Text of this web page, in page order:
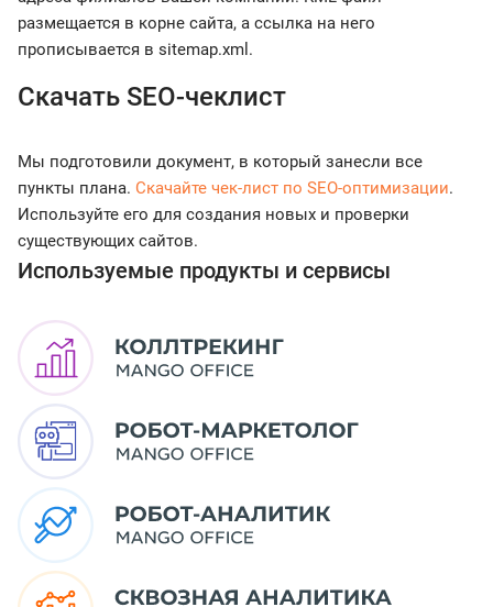
размещается в корне сайта, а ссылка на него
прописывается в sitemap.xml.
Скачать SEO-чеклист
Мы подготовили документ, в который занесли все
пункты плана. Скачайте чек-лист по SEO-оптимизации.
Используйте его для создания новых и проверки
существующих сайтов.
Используемые продукты и сервисы